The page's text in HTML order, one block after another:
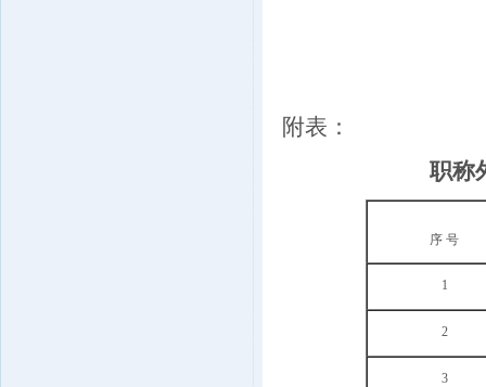
附表：
职称
序 号
1
2
3